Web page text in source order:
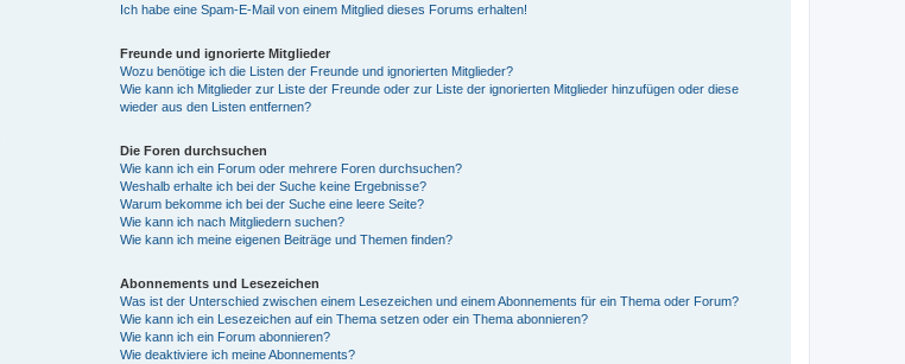
Ich habe eine Spam-E-Mail von einem Mitglied dieses Forums erhalten!
Freunde und ignorierte Mitglieder
Wozu benötige ich die Listen der Freunde und ignorierten Mitglieder?
Wie kann ich Mitglieder zur Liste der Freunde oder zur Liste der ignorierten Mitglieder hinzufügen oder diese
wieder aus den Listen entfernen?
Die Foren durchsuchen
Wie kann ich ein Forum oder mehrere Foren durchsuchen?
Weshalb erhalte ich bei der Suche keine Ergebnisse?
Warum bekomme ich bei der Suche eine leere Seite?
Wie kann ich nach Mitgliedern suchen?
Wie kann ich meine eigenen Beiträge und Themen finden?
Abonnements und Lesezeichen
Was ist der Unterschied zwischen einem Lesezeichen und einem Abonnements für ein Thema oder Forum?
Wie kann ich ein Lesezeichen auf ein Thema setzen oder ein Thema abonnieren?
Wie kann ich ein Forum abonnieren?
Wie deaktiviere ich meine Abonnements?